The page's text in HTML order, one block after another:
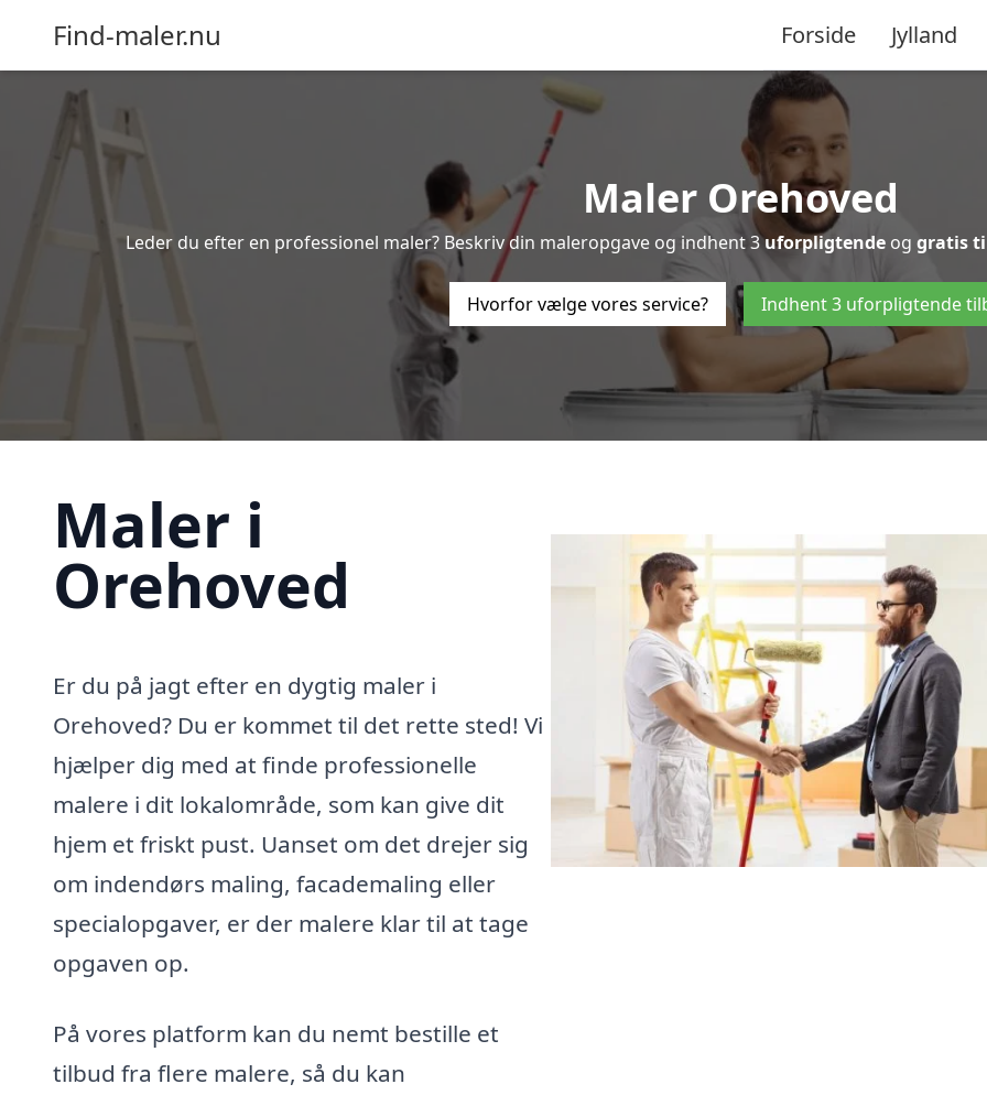
Find-maler.nu Forside Jylland
Maler Orehoved
Leder du efter en professionel maler? Beskriv din maleropgave og indhent 3uforpligtende og gratis
Hvorfor vælge vores service? Indhent 3 uforpligtende
Maler i
Orehoved
Er du på jagt efter en dygtig maler i
Orehoved? Du er kommet til det rette sted! Vi
hjælper dig med at finde professionelle
malere i dit lokalområde, som kan give dit
hjem et friskt pust. Uanset om det drejer sig
om indendørs maling, facademaling eller
specialopgaver, er der malere klar til at tage
opgaven op.
På vores platform kan du nemt bestille et
tilbud fra flere malere, så du kan